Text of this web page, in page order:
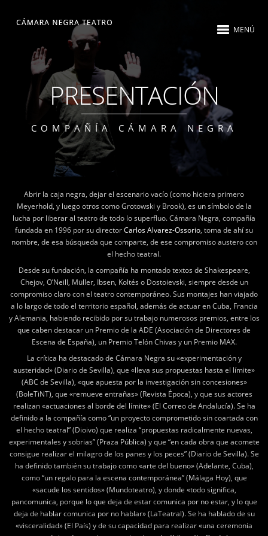
MENÚ
PRESENTACIÓN
COMPAÑÍA CÁMARA NEGRA
Abrir la caja negra, dejar el escenario vacío (como hiciera primero
Meyerhold, y luego otros como Grotowski y Brook), es un símbolo de la
lucha por liberar al teatro de todo lo superfluo. Cámara Negra, compañía
fundada en 1996 por su directorCarlos Alvarez-Ossorio, toma de ahí su
nombre, de esa búsqueda que comparte, de ese compromiso austero con
el hecho teatral.
Desde su fundación, la compañía ha montado textos de Shakespeare,
Chejov, O’Neill, Müller, Ibsen, Koltés o Dostoievski, siempre desde un
compromiso claro con el teatro contemporáneo. Sus montajes han viajado
a lo largo de todo el territorio español, además de actuar en Cuba, Francia
y Alemania, habiendo recibido por su trabajo numerosos premios, entre los
que caben destacar un Premio de la ADE (Asociación de Directores de
Escena de España), un Premio Telón Chivas y un Premio MAX.
La crítica ha destacado de Cámara Negra su «experimentación y
austeridad» (Diario de Sevilla), que «lleva sus propuestas hasta el límite»
(ABC de Sevilla), «que apuesta por la investigación sin concesiones»
(BoleTiNT), que «remueve entrañas» (Revista Época), y que sus actores
realizan «actuaciones al borde del límite» (El Correo de Andalucía). Se ha
definido a la compañía como “un proyecto comprometido sin coartada con
el hecho teatral” (Dioivo) que realiza “propuestas radicalmente nuevas,
experimentales y sobrias” (Praza Pública) y que “en cada obra que acomete
consigue realizar el milagro de los panes y los peces” (Diario de Sevilla). Se
ha definido también su trabajo como «arte del bueno» (Adelante, Cuba),
como “un regalo para la escena contemporánea” (Málaga Hoy), que
«sacude los sentidos» (Mundoteatro), y donde «todo significa,
pancomunica, porque lo que deja de estar comunica por no estar, y lo que
deja de hablar comunica por no hablar» (LaTeatral). Se ha hablado de su
«visceralidad» (El País) y de su capacidad para realizar «una ceremonia